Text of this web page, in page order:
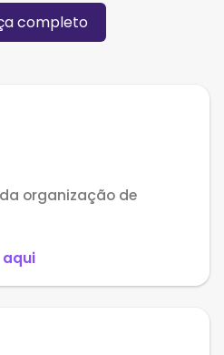
completo
organização de